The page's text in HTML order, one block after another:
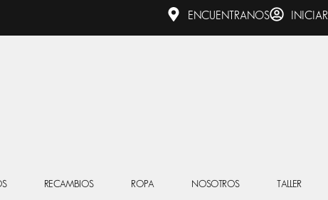
ENCUENTRANOS
RECAMBIOS ROPA NOSOTROS TALLER